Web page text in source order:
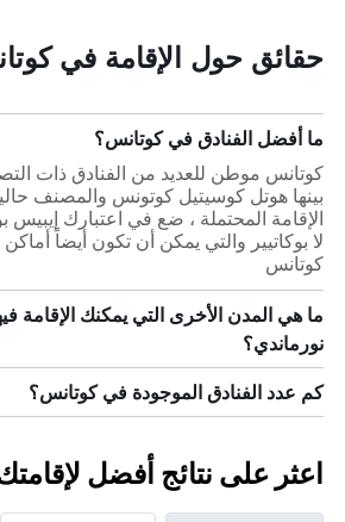
حقائق حول الإقامة في
ما أفضل الفنادق في كوتانس؟
كوتانس موطن للعديد من الفنادق ذات
الإقامة المحتملة ، ضع في اعتبارك إيبيس
لا بوكاتيير والتي يمكن أن تكون أيضاً
كوتانس
ما هي المدن الأخرى التي يمكنك الإقامة
نورماندي؟
كم عدد الفنادق الموجودة في كوتانس؟
اعثر على نتائج أفضل